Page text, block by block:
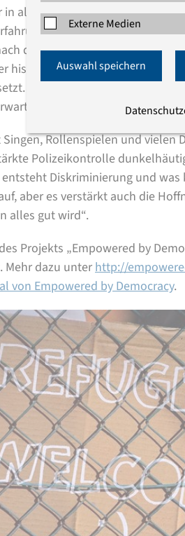
allererster Linie darum
bewegt und welchen
der Veranstaltung. „Dafür
historisch-politischen Bildung,
Das Interesse und die
weit übertroffen.“
Rollenspielen und vielen
Polizeikontrolle
Diskriminierung und was
aber es verstärkt auch die
alles gut wird“.
Projekts „Empowered by
Mehr dazu unter http://
von Empowered by Democracy.
Externe Medien
Auswahl speichern